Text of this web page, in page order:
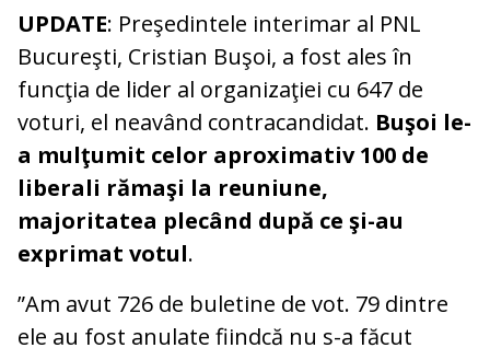
UPDATE: Preşedintele interimar al PNL
Bucureşti, Cristian Buşoi, a fost ales în
funcţia de lider al organizaţiei cu 647 de
voturi, el neavând contracandidat. Buşoi le-
a mulţumit celor aproximativ 100 de
liberali rămaşi la reuniune,
majoritatea plecând după ce şi-au
exprimat votul.
”Am avut 726 de buletine de vot. 79 dintre
ele au fost anulate fiindcă nu s-a făcut